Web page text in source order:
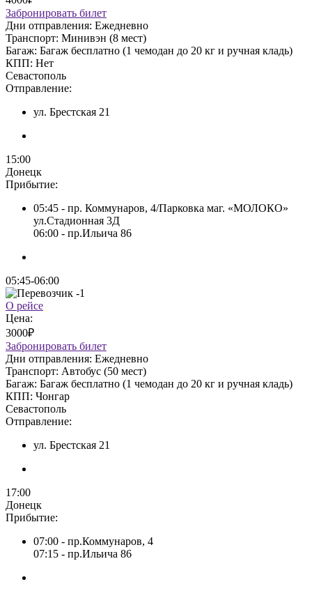
Забронировать билет
Дни отправления: Ежедневно
Транспорт: Минивэн (8 мест)
Багаж: Багаж бесплатно (1 чемодан до 20 кг и ручная кладь)
КПП: Нет
Севастополь
Отправление:
ул. Брестская 21
15:00
Донецк
Прибытие:
05:45 - пр. Коммунаров, 4/Парковка маг. «МОЛОКО»
ул.Стадионная 3Д
06:00 - пр.Ильича 86
05:45-06:00
О рейсе
Цена:
3000₽
Забронировать билет
Дни отправления: Ежедневно
Транспорт: Автобус (50 мест)
Багаж: Багаж бесплатно (1 чемодан до 20 кг и ручная кладь)
КПП: Чонгар
Севастополь
Отправление:
ул. Брестская 21
17:00
Донецк
Прибытие:
07:00 - пр.Коммунаров, 4
07:15 - пр.Ильича 86